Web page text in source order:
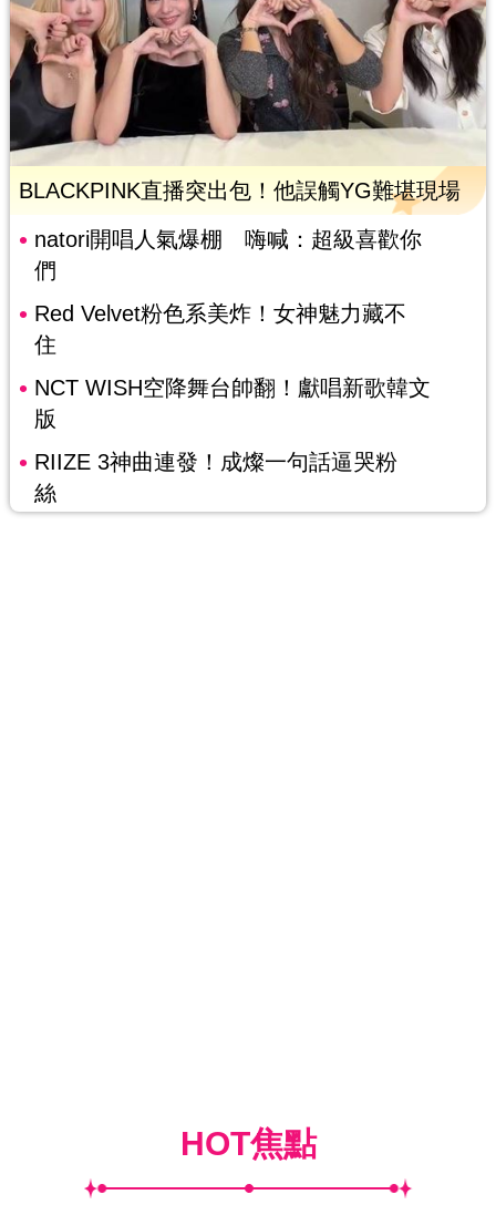
BLACKPINK直播突出包！他誤觸YG難堪現場
natori開唱人氣爆棚 嗨喊：超級喜歡你
們
Red Velvet粉色系美炸！女神魅力藏不
住
NCT WISH空降舞台帥翻！獻唱新歌韓文
版
RIIZE 3神曲連發！成燦一句話逼哭粉
絲
HOT焦點